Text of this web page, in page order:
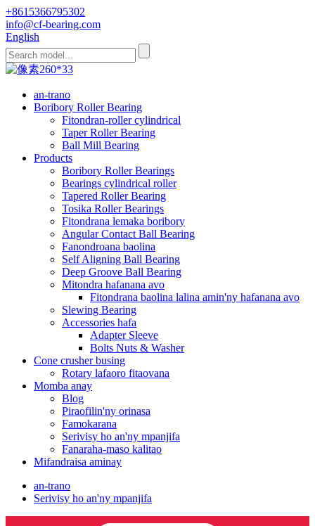
+8615366795302
info@cf-bearing.com
English
an-trano
Boribory Roller Bearing
Fitondran-roller cylindrical
Taper Roller Bearing
Ball Mill Bearing
Products
Boribory Roller Bearings
Bearings cylindrical roller
Tapered Roller Bearing
Tosika Roller Bearings
Fitondrana lemaka boribory
Angular Contact Ball Bearing
Fanondroana baolina
Self Aligning Ball Bearing
Deep Groove Ball Bearing
Mitondra hafanana avo
Fitondrana baolina lalina amin'ny hafanana avo
Slewing Bearing
Accessories hafa
Adapter Sleeve
Bolts Nuts & Washer
Cone crusher busing
Rotary lafaoro fitaovana
Momba anay
Blog
Piraofilin'ny orinasa
Famokarana
Serivisy ho an'ny mpanjifa
Fanaraha-maso kalitao
Mifandraisa aminay
an-trano
Serivisy ho an'ny mpanjifa